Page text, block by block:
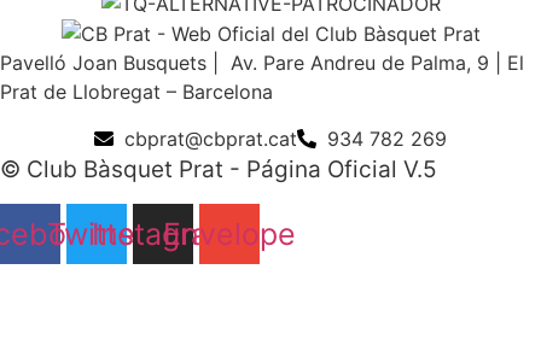
Pavelló Joan Busquets | Av. Pare Andreu de Palma, 9 | El
Prat de Llobregat – Barcelona
cbprat@cbprat.cat
934 782 269
© Club Bàsquet Prat - Página Oficial V.5
Twitter
Instagram
Envelope